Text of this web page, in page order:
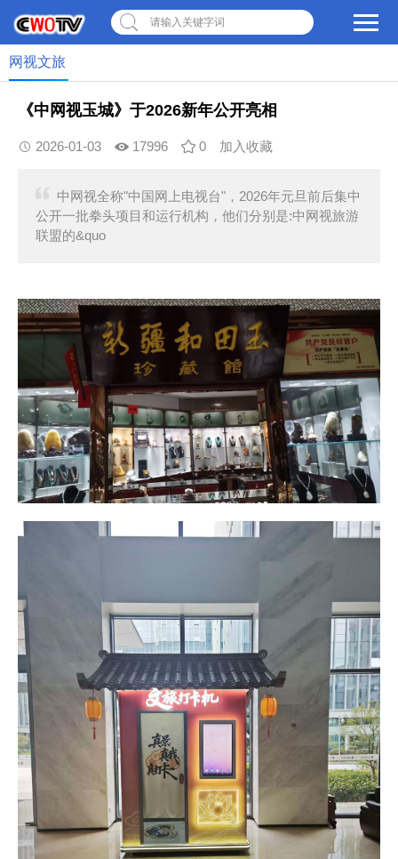
请输入关键字词
网视文旅
《中网视玉城》于2026新年公开亮相
2026-01-03 17996 0 加入收藏
中网视全称"中国网上电视台"，2026年元旦前后集中
公开一批拳头项目和运行机构，他们分别是:中网视旅游
联盟的&quo